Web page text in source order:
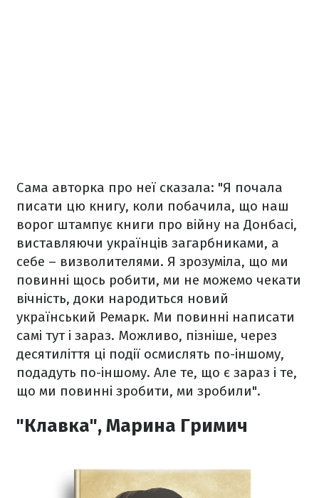
Сама авторка про неї сказала: "Я почала
писати цю книгу, коли побачила, що наш
ворог штампує книги про війну на Донбасі,
виставляючи українців загарбниками, а
себе – визволителями. Я зрозуміла, що ми
повинні щось робити, ми не можемо чекати
вічність, доки народиться новий
український Ремарк. Ми повинні написати
самі тут і зараз. Можливо, пізніше, через
десятиліття ці події осмислять по-іншому,
подадуть по-іншому. Але те, що є зараз і те,
що ми повинні зробити, ми зробили".
"Клавка", Марина Гримич